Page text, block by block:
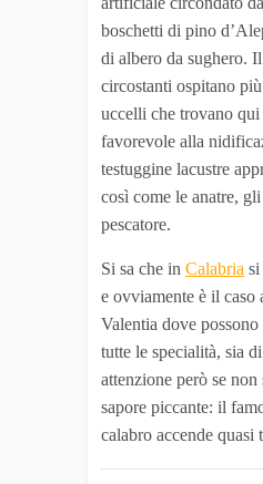
boschetti di pino
di albero da sughero.
circostanti ospitano
uccelli che trovano qui
favorevole alla
testuggine lacustre
così come le anatre,
pescatore.
Si sa che in Calabria si
e ovviamente è il caso
Valentia dove possono
tutte le specialità, sia
attenzione però se non
sapore piccante: il
calabro accende quasi